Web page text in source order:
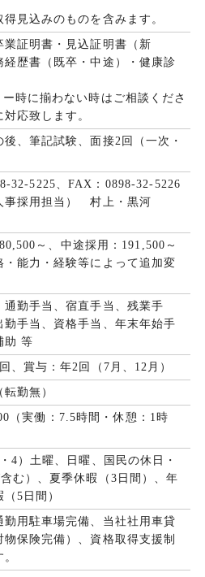
見込みのものを含みます。
業証明書・見込証明書（新
経歴書（既卒・中途）・健康診
時に揃わない時はご相談くださ
応致します。
後、筆記試験、面接2回（一次・
32-5225、FAX：0898-32-5226
事採用担当） 村上・黒河
～、中途採用：191,500～
能力・経験等によって追加変
通勤手当、宿直手当、残業手
勤手当、資格手当、年末年始手
助 等
、賞与：年2回（7月、12月）
勤無）
（実働：7.5時間・休憩：1時
4）土曜、日曜、国民の休日・
む）、夏季休暇（3日間）、年
5日間）
勤用駐車場完備、当社社用車貸
物保険完備）、資格取得支援制